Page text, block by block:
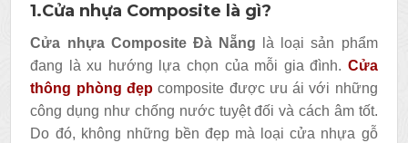
1.Cửa nhựa Composite là gì?
Cửa nhựa Composite Đà Nẵng là loại sản phẩm
đang là xu hướng lựa chọn của mỗi gia đình. Cửa
thông phòng đẹpcomposite được ưu ái với những
công dụng như chống nước tuyệt đối và cách âm tốt.
Do đó, không những bền đẹp mà loại cửa nhựa gỗ